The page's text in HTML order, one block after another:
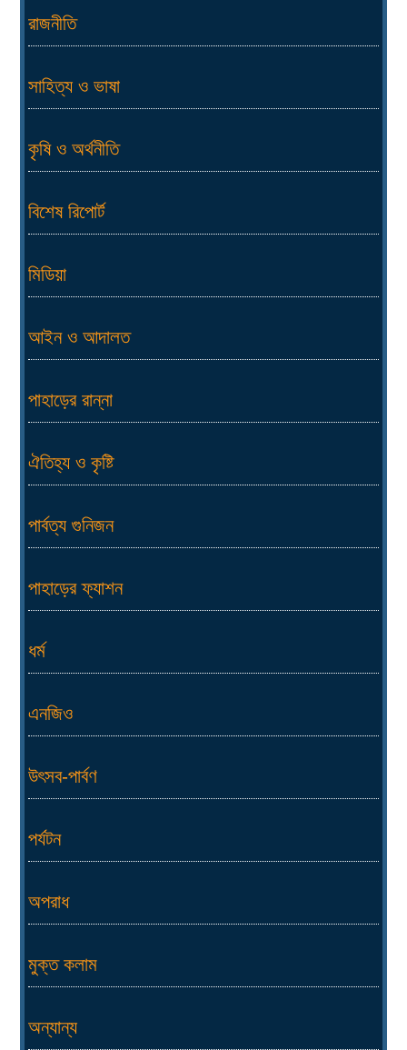
রাজনীতি
সাহিত্য ও ভাষা
কৃষি ও অর্থনীতি
বিশেষ রিপোর্ট
মিডিয়া
আইন ও আদালত
পাহাড়ের রান্না
ঐতিহ্য ও কৃষ্টি
পার্বত্য গুনিজন
পাহাড়ের ফ্যাশন
ধর্ম
এনজিও
উৎসব-পার্বণ
পর্যটন
অপরাধ
মুক্ত কলাম
অন্যান্য